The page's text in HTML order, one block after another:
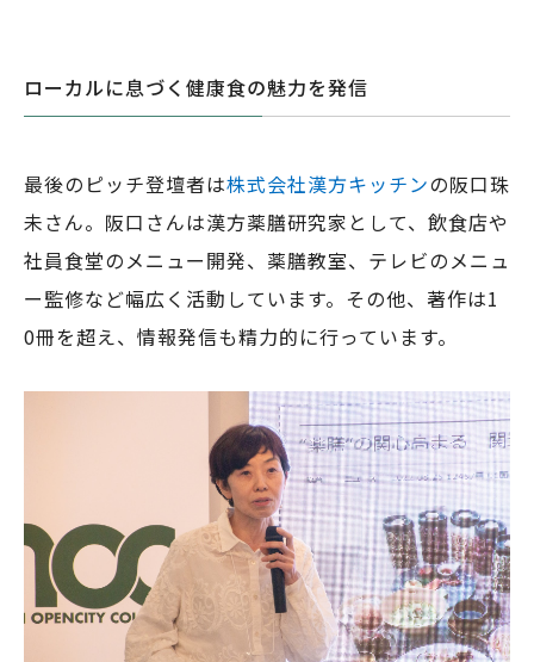
ローカルに息づく健康食の魅力を発信
最後のピッチ登壇者は株式会社漢方キッチンの阪口珠
未さん。阪口さんは漢方薬膳研究家として、飲食店や
社員食堂のメニュー開発、薬膳教室、テレビのメニュ
ー監修など幅広く活動しています。その他、著作は1
0冊を超え、情報発信も精力的に行っています。